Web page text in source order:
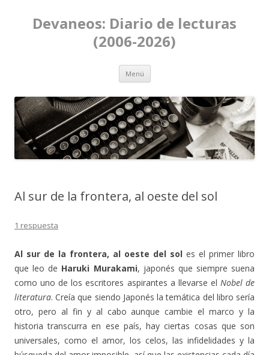
Devaneos: Diario de lecturas
(2006-2026)
Menú Ir al contenido
Al sur de la frontera, al oeste del sol
1 respuesta
Al sur de la frontera, al oeste del sol es el primer libro
que leo de Haruki Murakami, japonés que siempre suena
como uno de los escritores aspirantes a llevarse el Nobel de
literatura. Creía que siendo Japonés la temática del libro sería
otro, pero al fin y al cabo aunque cambie el marco y la
historia transcurra en ese país, hay ciertas cosas que son
universales, como el amor, los celos, las infidelidades y la